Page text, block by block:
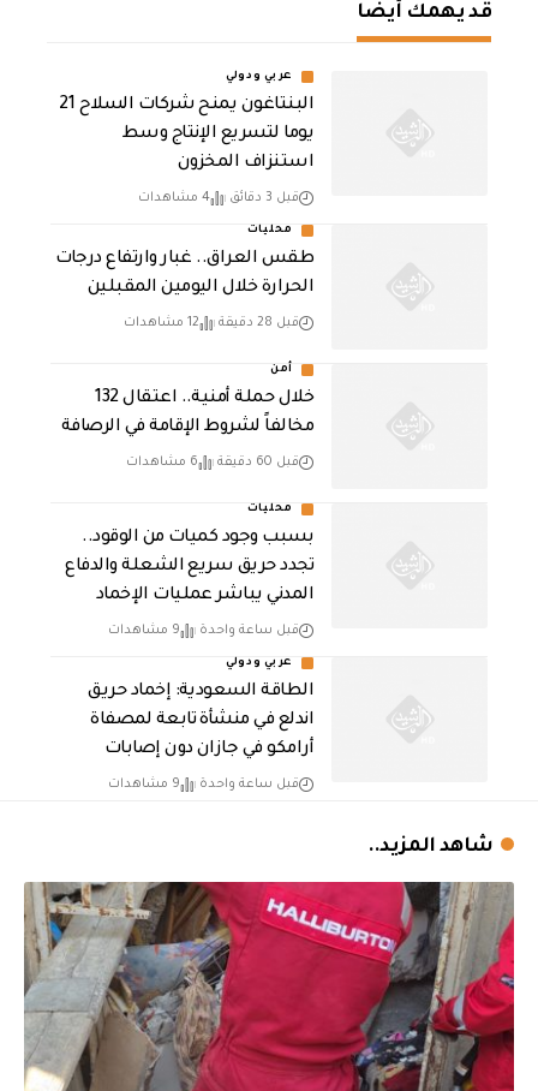
قد يهمك أيضا
عربي ودولي
البنتاغون يمنح شركات السلاح 21
يوما لتسريع الإنتاج وسط
استنزاف المخزون
قبل 3 دقائق 4 مشاهدات
محليات
طقس العراق.. غبار وارتفاع درجات
الحرارة خلال اليومين المقبلين
قبل 28 دقيقة 12 مشاهدات
أمن
خلال حملة أمنية.. اعتقال 132
مخالفاً لشروط الإقامة في الرصافة
قبل 60 دقيقة 6 مشاهدات
محليات
بسبب وجود كميات من الوقود..
تجدد حريق سريع الشعلة والدفاع
المدني يباشر عمليات الإخماد
قبل ساعة واحدة 9 مشاهدات
عربي ودولي
‏الطاقة السعودية: إخماد حريق
اندلع في منشأة تابعة لمصفاة
أرامكو في جازان دون إصابات
قبل ساعة واحدة 9 مشاهدات
شاهد المزيد..